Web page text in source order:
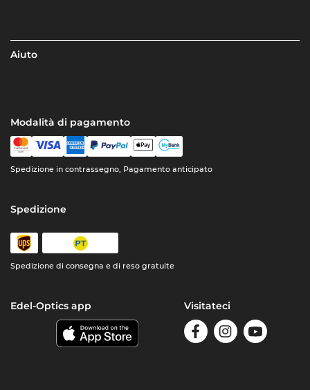
Aiuto
Modalità di pagamento
Spedizione in contrassegno, Pagamento anticipato
Spedizione
Spedizione di consegna e di reso gratuite
Edel-Optics app Visitateci